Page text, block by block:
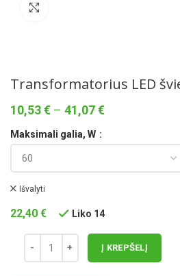
Transformatorius LED
10,53€ – 41,07€Price
Maksimali galia, W
Išvalyti
22,40 € Liko 14
Į KREPŠELĮ